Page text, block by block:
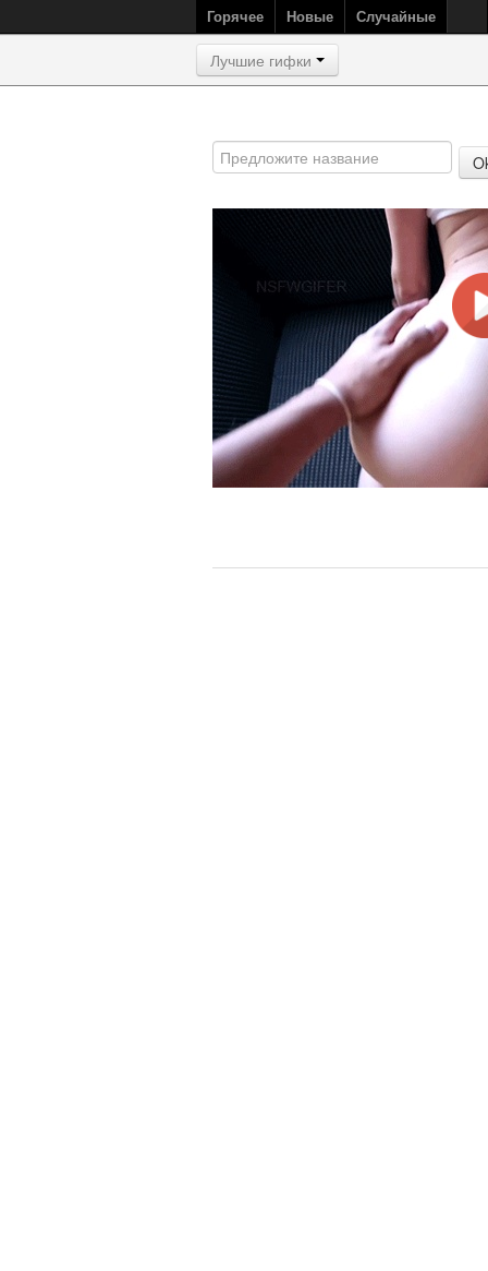
Горячее Новые Случайные
Лучшие гифки